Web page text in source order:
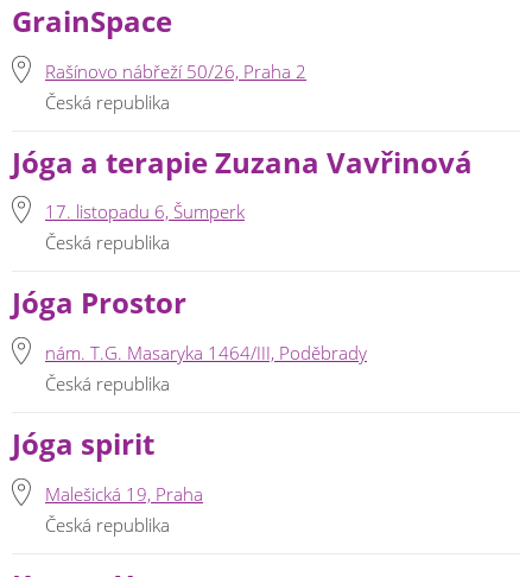
GrainSpace
Rašínovo nábřeží 50/26, Praha 2
Česká republika
Jóga a terapie Zuzana Vavřinová
17. listopadu 6, Šumperk
Česká republika
Jóga Prostor
nám. T.G. Masaryka 1464/III, Poděbrady
Česká republika
Jóga spirit
Malešická 19, Praha
Česká republika